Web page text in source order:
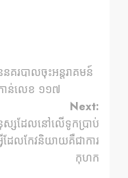
គរបាលចុះអន្តរាគមន៍
ាន់លេខ ១១៧
Next:
ស្សដែលនៅលើទូកប្រាប់
ែលកែវនិយាយគឺជាការ
កុហក